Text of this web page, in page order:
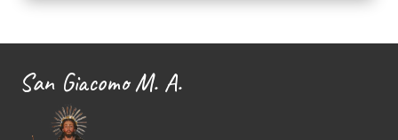
San Giacomo M. A.